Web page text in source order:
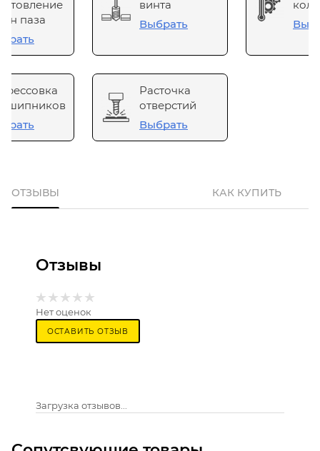
паза
винта
Выбрать
Расточка
отверстий
Выбрать
ОТЗЫВЫ КАК КУПИТЬ
Отзывы
Нет оценок
ОСТАВИТЬ ОТЗЫВ
Загрузка отзывов...